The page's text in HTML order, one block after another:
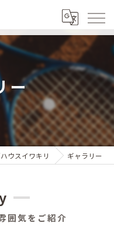
ー
ウスイワキリ ギャラリー
囲気をご紹介